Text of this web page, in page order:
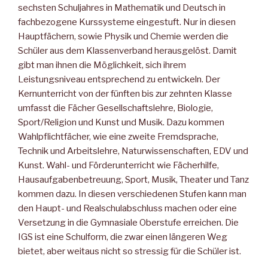
sechsten Schuljahres in Mathematik und Deutsch in
fachbezogene Kurssysteme eingestuft. Nur in diesen
Hauptfächern, sowie Physik und Chemie werden die
Schüler aus dem Klassenverband herausgelöst. Damit
gibt man ihnen die Möglichkeit, sich ihrem
Leistungsniveau entsprechend zu entwickeln. Der
Kernunterricht von der fünften bis zur zehnten Klasse
umfasst die Fächer Gesellschaftslehre, Biologie,
Sport/Religion und Kunst und Musik. Dazu kommen
Wahlpflichtfächer, wie eine zweite Fremdsprache,
Technik und Arbeitslehre, Naturwissenschaften, EDV und
Kunst. Wahl- und Förderunterricht wie Fächerhilfe,
Hausaufgabenbetreuung, Sport, Musik, Theater und Tanz
kommen dazu. In diesen verschiedenen Stufen kann man
den Haupt- und Realschulabschluss machen oder eine
Versetzung in die Gymnasiale Oberstufe erreichen. Die
IGS ist eine Schulform, die zwar einen längeren Weg
bietet, aber weitaus nicht so stressig für die Schüler ist.